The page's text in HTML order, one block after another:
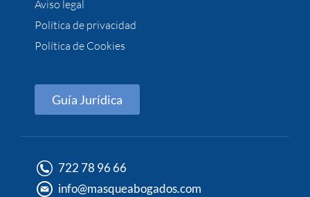
Aviso legal
Política de privacidad
Política de Cookies
Guía Jurídica
722 78 96 66
info@masqueabogados.com